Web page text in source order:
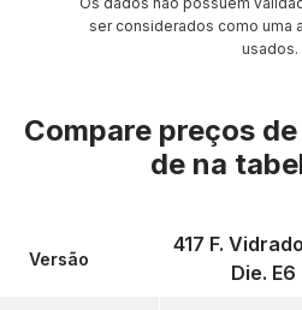
ser considerados como uma
usados.
Compare preços
de na
Versão
417 F.
Die. E6